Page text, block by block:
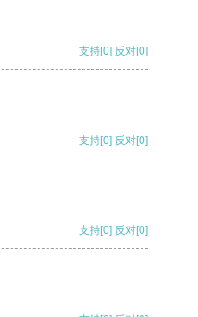
支持[0] 反对[0]
支持[0] 反对[0]
支持[0] 反对[0]